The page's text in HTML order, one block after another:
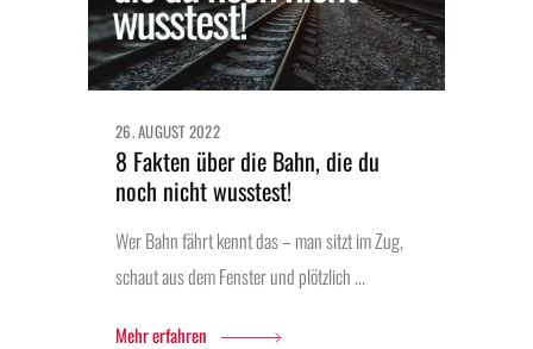
26. AUGUST 2022
8 Fakten über die Bahn, die du
noch nicht wusstest!
Wer Bahn fährt kennt das – man sitzt im Zug,
schaut aus dem Fenster und plötzlich ...
Mehr erfahren